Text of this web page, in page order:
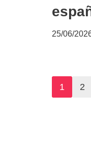
25/06/
1 2